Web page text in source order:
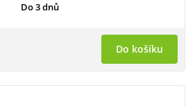
Do 3 dnů
Do košíku